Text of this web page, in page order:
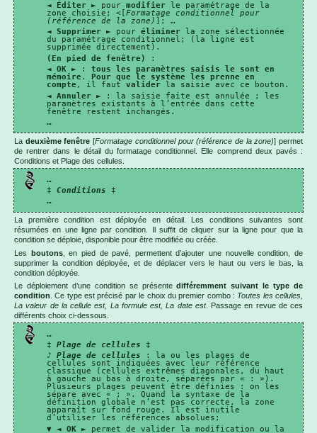
◄ Éditer ► pourmodifier le paramétrage de la
zone choisie; <[Formatage conditionnel pour
(référence de la zone) ]; …
◄Supprimer ► pouréliminer la zone sélectionnée
du paramétrage conditionnel; (la ligne est
supprimée directement).
(En pied de fenêtre)
:
◄OK ► :tous les paramètres saisis le sont en
mémoire.
Pour que le système les prenne en
compte, il fautvalider la saisie avec ce bouton.
◄Annuler ► : la saisie faite est annulée ; les
paramètres existants à l’entrée dans cette
fenêtre restent inchangés.
…
La deuxième fenêtre [Formatage conditionnel pour (référence de la zone)] permet
de rentrer dans le détail du formatage conditionnel. Elle comprend deux pavés :
Conditions et Plage des cellules.
…
‡Conditions
‡
…
La première condition est déployée en détail. Les conditions suivantes sont
résumées en une ligne par condition. Il suffit de cliquer sur la ligne pour que la
condition se déploie, disponible pour être modifiée ou créée.
Les boutons, en pied de pavé, permettent d’ajouter une nouvelle condition, de
supprimer la condition déployée, et de déplacer vers le haut ou vers le bas, la
condition déployée.
Le déploiement d’une condition se présentedifféremment suivant le type de
condition . Ce type est précisé par le choix du premier combo : Toutes les cellules,
La valeur de la cellule est, La formule est, La date est. Passage en revue de ces
différents choix ci-dessous.
…
‡Plage de cellules ‡
♪Plage de cellules
: la ou les plages de
cellules sont indiquées avec leur référence
classique (cellules extrêmes diagonales, du haut
à gauche au bas à droite, séparées par « : »).
Plusieurs plages peuvent être définies : on les
sépare avec « ; ». Quand la syntaxe de la
définition globale n’est pas correcte, la zone
apparaît sur fond rouge. Il est inutile
d’utiliser les références absolues;
▼ ◄OK ► permet de valider la modification ou la